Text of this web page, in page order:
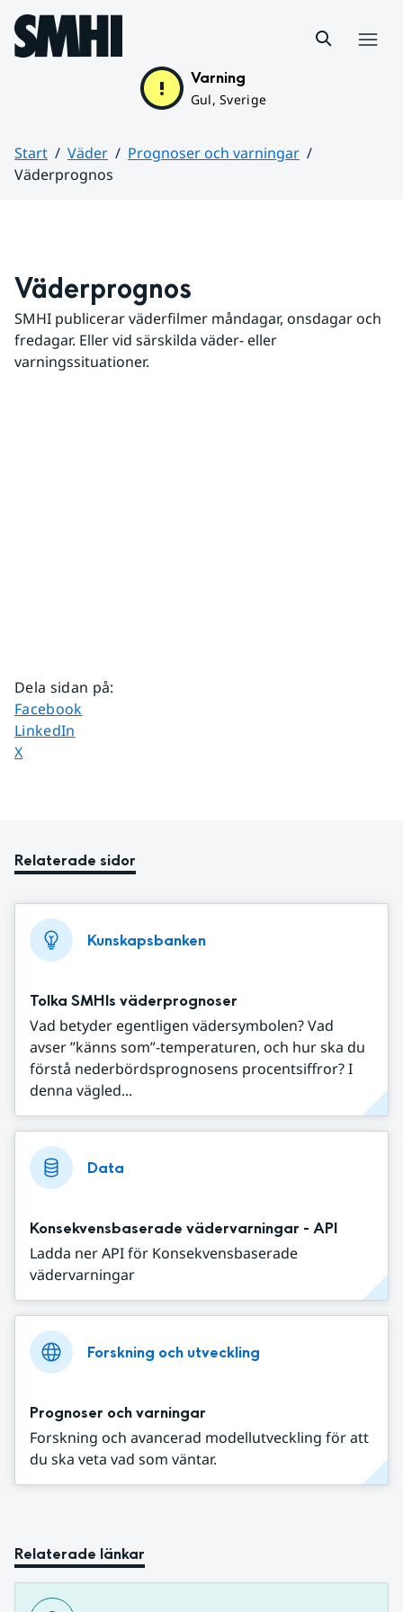
Hoppa till sidans innehåll
Varning
Gul, Sverige
Start Väder
Prognoser och varningar
Väderprognos
Väderprognos
SMHI publicerar väderfilmer måndagar, onsdagar och
fredagar. Eller vid särskilda väder- eller
varningssituationer.
Dela sidan på:
Dela sidan på
Facebook
Dela sidan på
LinkedIn
Dela sidan på
X
Relaterade sidor
Kunskapsbanken
Tolka SMHIs väderprognoser
Vad betyder egentligen vädersymbolen? Vad
avser ”känns som”-temperaturen, och hur ska du
förstå nederbördsprognosens procentsiffror? I
denna vägled...
Data
Konsekvensbaserade vädervarningar - API
Ladda ner API för Konsekvensbaserade
vädervarningar
Forskning och utveckling
Prognoser och varningar
Forskning och avancerad modellutveckling för att
du ska veta vad som väntar.
Relaterade länkar